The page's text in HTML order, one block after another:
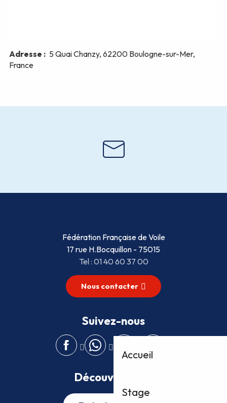
Accueil
Stage
Fédération Française de Voile
17 rue H.Bocquillon - 75015
Tel : 01 40 60 37 00
Nous contacter
Suivez-nous
Découvrez plus